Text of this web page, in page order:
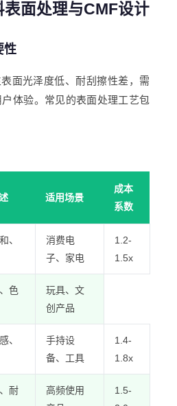
表面处理与CMF设计
性
面光泽度低、耐刮擦性差，需
体验。常见的表面处理工艺包
适用场景
成本
系数
、
消费电
子、家电
1.2-
1.5x
色
玩具、文
创产品
、
手持设
备、工具
1.4-
1.8x
耐
高频使用
1.5-